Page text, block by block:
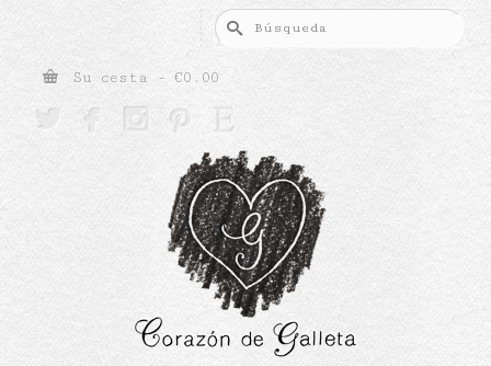
Buscar
por:
Su cesta - €0.00
    